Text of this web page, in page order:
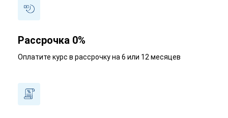
Рассрочка 0%
Оплатите курс в рассрочку на 6 или 12 месяцев